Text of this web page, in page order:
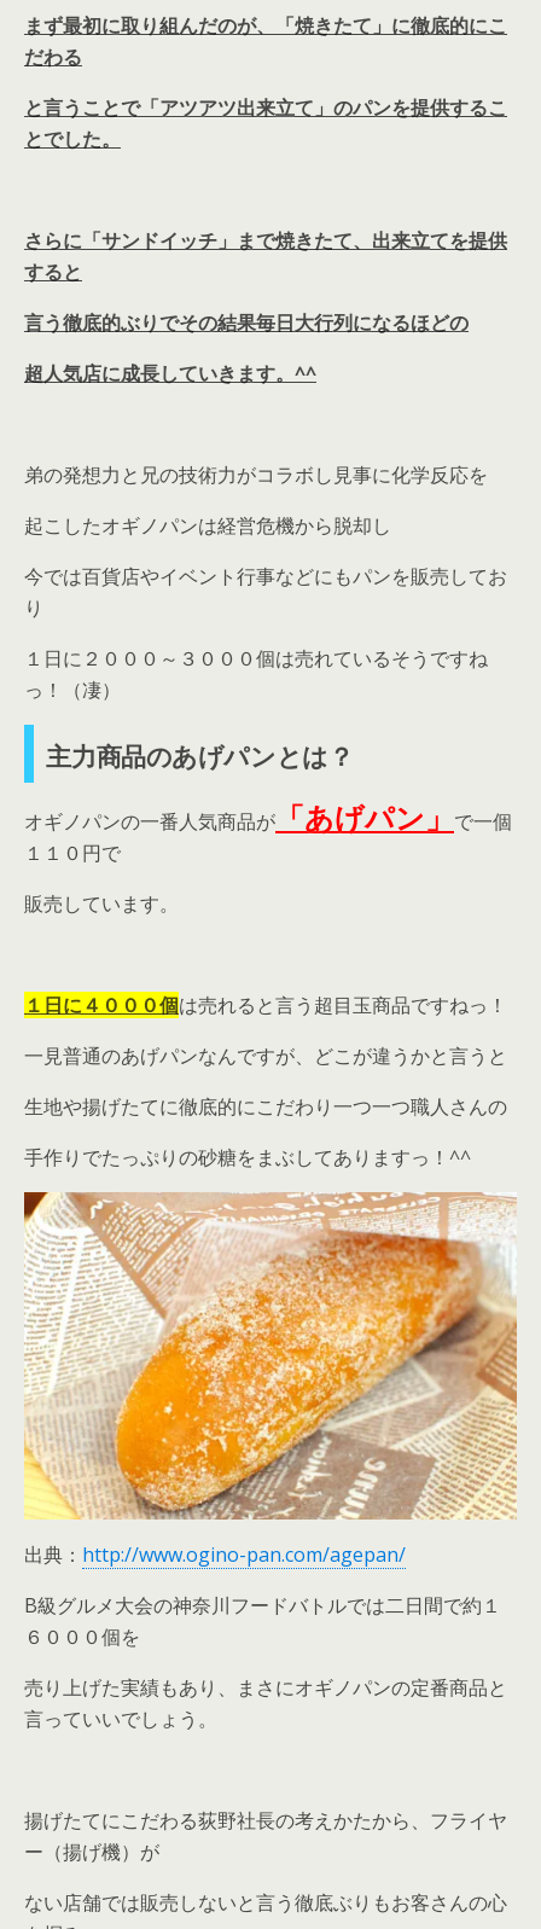
まず最初に取り組んだのが、「焼きたて」に徹底的にこ
だわる
と言うことで「アツアツ出来立て」のパンを提供するこ
とでした。
さらに「サンドイッチ」まで焼きたて、出来立てを提供
すると
言う徹底的ぶりでその結果毎日大行列になるほどの
超人気店に成長していきます。^^
弟の発想力と兄の技術力がコラボし見事に化学反応を
起こしたオギノパンは経営危機から脱却し
今では百貨店やイベント行事などにもパンを販売してお
り
１日に２０００～３０００個は売れているそうですね
っ！（凄）
主力商品のあげパンとは？
オギノパンの一番人気商品が 「あげパン」
で一個
１１０円で
販売しています。
１日に４０００個は売れると言う超目玉商品ですねっ！
一見普通のあげパンなんですが、どこが違うかと言うと
生地や揚げたてに徹底的にこだわり一つ一つ職人さんの
手作りでたっぷりの砂糖をまぶしてありますっ！^^
出典： http://www.ogino-pan.com/agepan/
B級グルメ大会の神奈川フードバトルでは二日間で約１
６０００個を
売り上げた実績もあり、まさにオギノパンの定番商品と
言っていいでしょう。
揚げたてにこだわる荻野社長の考えかたから、フライヤ
ー（揚げ機）が
ない店舗では販売しないと言う徹底ぶりもお客さんの心